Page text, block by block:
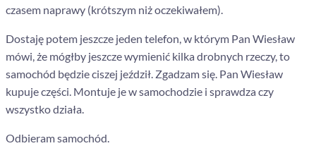
czasem naprawy (krótszym niż oczekiwałem).
Dostaję potem jeszcze jeden telefon, w którym Pan Wiesław
mówi, że mógłby jeszcze wymienić kilka drobnych rzeczy, to
samochód będzie ciszej jeździł. Zgadzam się. Pan Wiesław
kupuje części. Montuje je w samochodzie i sprawdza czy
wszystko działa.
Odbieram samochód.